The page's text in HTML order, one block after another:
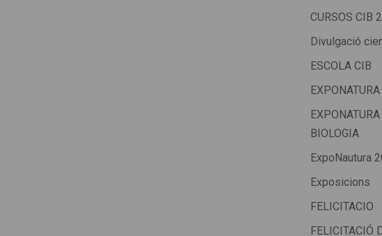
CURSOS CIB
Divulgació
ESCOLA CIB
BIOLOGIA
ExpoNautura
Exposicions
FELICITACIO
FELICITACIÓ